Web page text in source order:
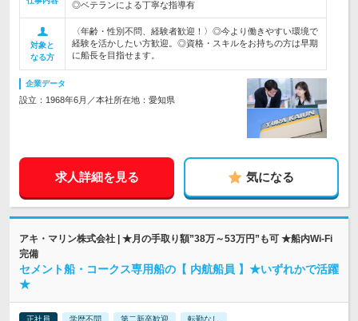
◎ベテランによる丁寧な指導有
対象と
なる方
〈年齢・性別不問、経験者歓迎！〉◎今より働きやすい環境で
経験を活かしたい方歓迎。◎資格・スキルをお持ちの方は早期
に船長を目指せます。
企業データ
設立：1968年6月／本社所在地：愛知県
求人詳細を見る 気になる
アキ・マリン株式会社 | ★月の手取り額”38万～53万円”も可 ★船内Wi-Fi
完備
セメント船・コークス専用船の【 内航船員 】★いずれかで活躍
★
正社員 学歴不問 第二新卒歓迎 転勤なし